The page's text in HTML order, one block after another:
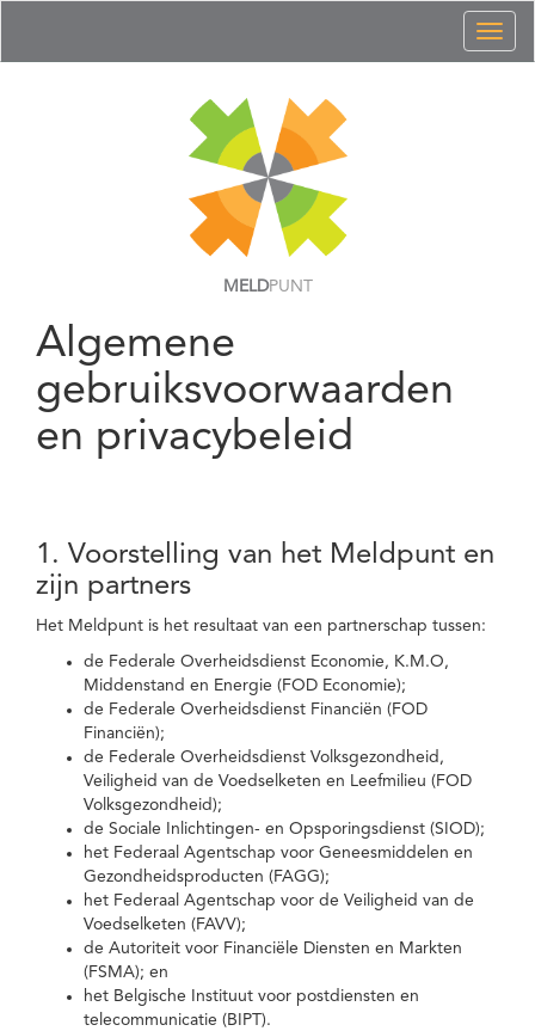
MELDPUNT
Algemene
gebruiksvoorwaarden
en privacybeleid
1. Voorstelling van het Meldpunt en
zijn partners
Het Meldpunt is het resultaat van een partnerschap tussen:
de Federale Overheidsdienst Economie, K.M.O,
Middenstand en Energie (FOD Economie);
de Federale Overheidsdienst Financiën (FOD
Financiën);
de Federale Overheidsdienst Volksgezondheid,
Veiligheid van de Voedselketen en Leefmilieu (FOD
Volksgezondheid);
de Sociale Inlichtingen- en Opsporingsdienst (SIOD);
het Federaal Agentschap voor Geneesmiddelen en
Gezondheidsproducten (FAGG);
het Federaal Agentschap voor de Veiligheid van de
Voedselketen (FAVV);
de Autoriteit voor Financiële Diensten en Markten
(FSMA); en
het Belgische Instituut voor postdiensten en
telecommunicatie (BIPT).